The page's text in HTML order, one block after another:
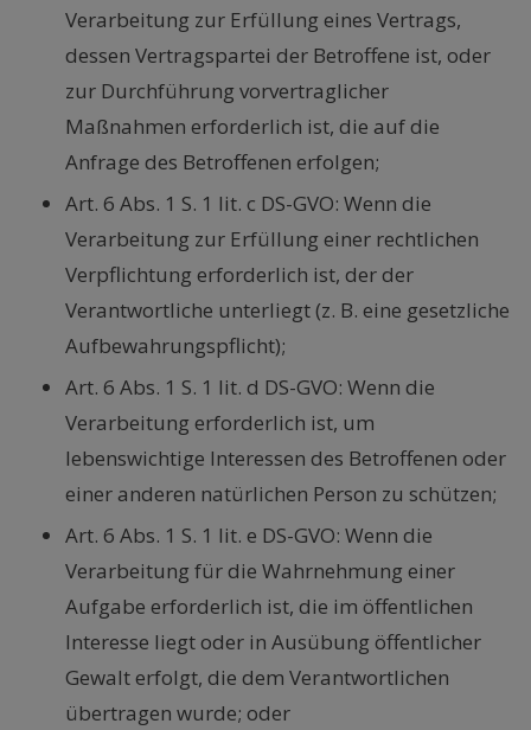
Verarbeitung zur Erfüllung eines Vertrags,
dessen Vertragspartei der Betroffene ist, oder
zur Durchführung vorvertraglicher
Maßnahmen erforderlich ist, die auf die
Anfrage des Betroffenen erfolgen;
Art. 6 Abs. 1 S. 1 lit. c DS-GVO: Wenn die
Verarbeitung zur Erfüllung einer rechtlichen
Verpflichtung erforderlich ist, der der
Verantwortliche unterliegt (z. B. eine gesetzliche
Aufbewahrungspflicht);
Art. 6 Abs. 1 S. 1 lit. d DS-GVO: Wenn die
Verarbeitung erforderlich ist, um
lebenswichtige Interessen des Betroffenen oder
einer anderen natürlichen Person zu schützen;
Art. 6 Abs. 1 S. 1 lit. e DS-GVO: Wenn die
Verarbeitung für die Wahrnehmung einer
Aufgabe erforderlich ist, die im öffentlichen
Interesse liegt oder in Ausübung öffentlicher
Gewalt erfolgt, die dem Verantwortlichen
übertragen wurde; oder